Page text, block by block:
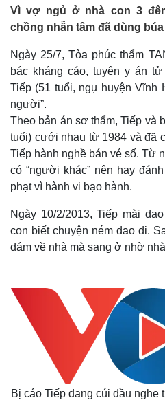
Vì vợ ngủ ở nhà con 3
chồng nhẫn tâm đã dùng
Ngày 25/7, Tòa phúc thẩm
bác kháng cáo, tuyên y án
Tiếp (51 tuổi, ngụ huyện Vĩnh
người”.
Theo bản án sơ thẩm, Tiếp và
tuổi) cưới nhau từ 1984 và đã
Tiếp hành nghề bán vé số. Từ
có “người khác” nên hay
phạt vì hành vi bạo hành.
Ngày 10/2/2013, Tiếp mài
con biết chuyện ném dao đi.
dám về nhà mà sang ở nhờ
Bị cáo Tiếp đang cúi đầu nghe